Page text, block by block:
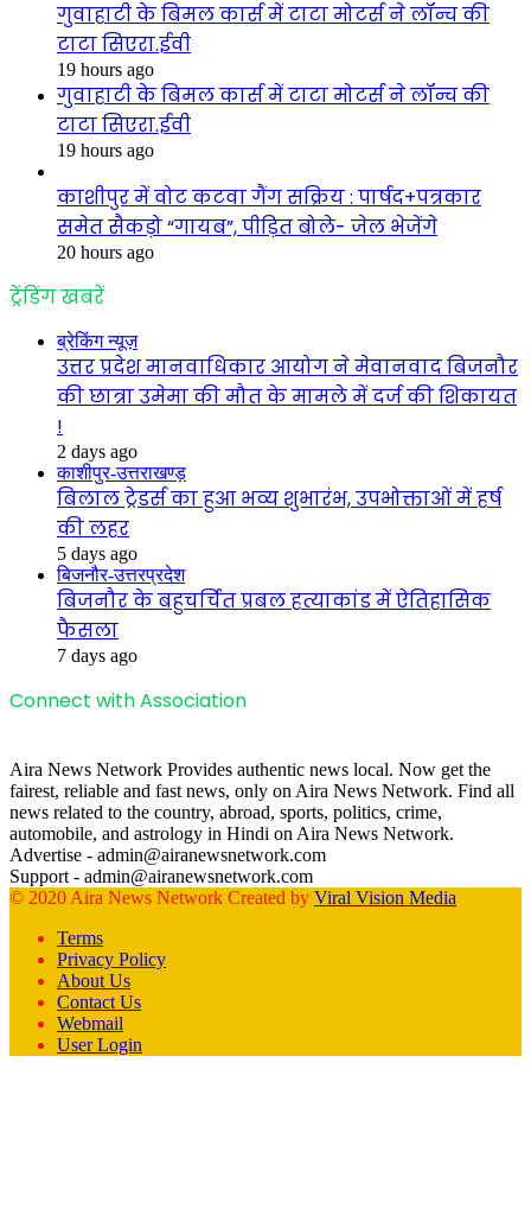
गुवाहाटी के बिमल कार्स में टाटा मोटर्स ने लॉन्च की
टाटा सिएरा.ईवी
19 hours ago
गुवाहाटी के बिमल कार्स में टाटा मोटर्स ने लॉन्च की
टाटा सिएरा.ईवी
19 hours ago
काशीपुर में वोट कटवा गैंग सक्रिय : पार्षद+पत्रकार
समेत सैकड़ो “गायब”, पीड़ित बोले- जेल भेजेंगे
20 hours ago
ट्रेंडिंग खबरें
ब्रेकिंग न्यूज़
उत्तर प्रदेश मानवाधिकार आयोग ने मेवानवाद बिजनौर
की छात्रा उमेमा की मौत के मामले में दर्ज की शिकायत
!
2 days ago
काशीपुर-उत्तराखण्ड़
बिलाल ट्रेडर्स का हुआ भव्य शुभारंभ, उपभोक्ताओं में हर्ष
की लहर
5 days ago
बिजनौर-उत्तरप्रदेश
बिजनौर के बहुचर्चित प्रबल हत्याकांड में ऐतिहासिक
फैसला
7 days ago
Connect with Association
Aira News Network Provides authentic news local. Now get the
fairest, reliable and fast news, only on Aira News Network. Find all
news related to the country, abroad, sports, politics, crime,
automobile, and astrology in Hindi on Aira News Network.
Advertise - admin@airanewsnetwork.com
Support - admin@airanewsnetwork.com
© 2020 Aira News Network Created by Viral Vision Media
Terms
Privacy Policy
About Us
Contact Us
Webmail
User Login